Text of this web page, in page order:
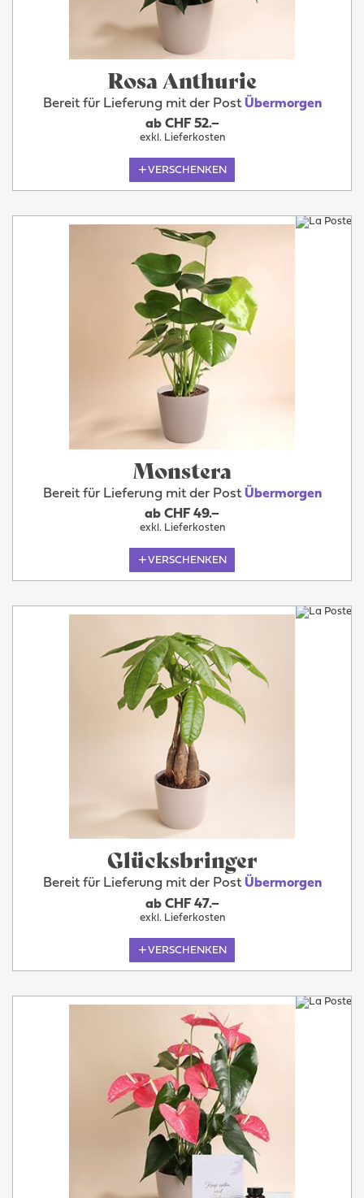
Rosa Anthurie
Bereit für Lieferung mit der Post Übermorgen
ab CHF 52.–
exkl. Lieferkosten
VERSCHENKEN
Monstera
Bereit für Lieferung mit der Post Übermorgen
ab CHF 49.–
exkl. Lieferkosten
VERSCHENKEN
Glücksbringer
Bereit für Lieferung mit der Post Übermorgen
ab CHF 47.–
exkl. Lieferkosten
VERSCHENKEN